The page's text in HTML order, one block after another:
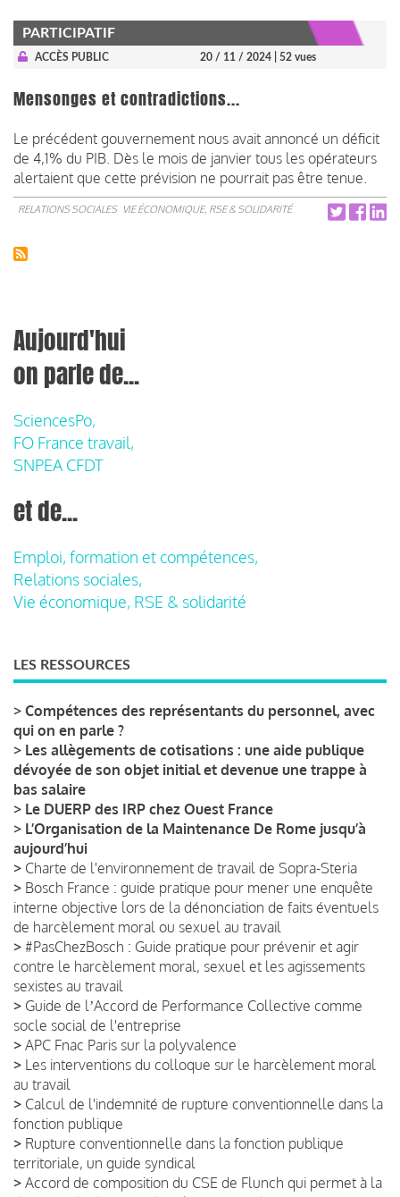
PARTICIPATIF
ACCÈS PUBLIC 20 / 11 / 2024 | 52 vues
Mensonges et contradictions...
Le précédent gouvernement nous avait annoncé un déficit
de 4,1% du PIB. Dès le mois de janvier tous les opérateurs
alertaient que cette prévision ne pourrait pas être tenue.
RELATIONS SOCIALES VIE ÉCONOMIQUE, RSE & SOLIDARITÉ
Aujourd'hui
on parle de...
SciencesPo,
FO France travail,
SNPEA CFDT
et de...
Emploi, formation et compétences,
Relations sociales,
Vie économique, RSE & solidarité
LES RESSOURCES
> Compétences des représentants du personnel, avec
qui on en parle ?
> Les allègements de cotisations : une aide publique
dévoyée de son objet initial et devenue une trappe à
bas salaire
> Le DUERP des IRP chez Ouest France
> L’Organisation de la Maintenance De Rome jusqu’à
aujourd’hui
> Charte de l'environnement de travail de Sopra-Steria
> Bosch France : guide pratique pour mener une enquête
interne objective lors de la dénonciation de faits éventuels
de harcèlement moral ou sexuel au travail
> #PasChezBosch : Guide pratique pour prévenir et agir
contre le harcèlement moral, sexuel et les agissements
sexistes au travail
> Guide de lʼAccord de Performance Collective comme
socle social de l'entreprise
> APC Fnac Paris sur la polyvalence
> Les interventions du colloque sur le harcèlement moral
au travail
> Calcul de l'indemnité de rupture conventionnelle dans la
fonction publique
> Rupture conventionnelle dans la fonction publique
territoriale, un guide syndical
> Accord de composition du CSE de Flunch qui permet à la